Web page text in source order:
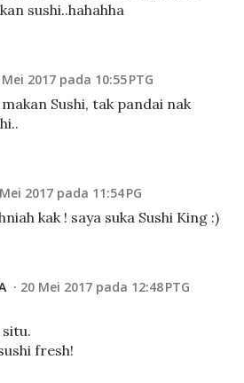
sushi..hahahha
2017 pada 10:55 PTG
Sushi, tak pandai nak
2017 pada 11:54 PG
kak ! saya suka Sushi King :)
20 Mei 2017 pada 12:48 PTG
fresh!